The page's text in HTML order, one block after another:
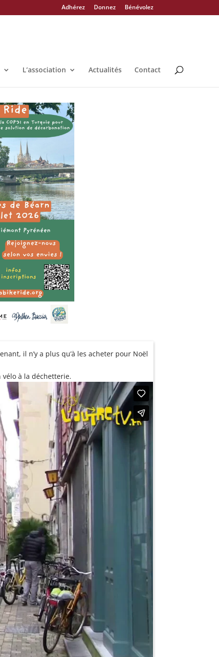
Adhérez Donnez Bénévolez
L’association Actualités Contact
il n’y a plus qu’à les acheter pour Noël
à la déchetterie.